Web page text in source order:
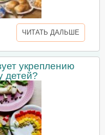
ЧИТАТЬ ДАЛЬШЕ
укреплению
детей?